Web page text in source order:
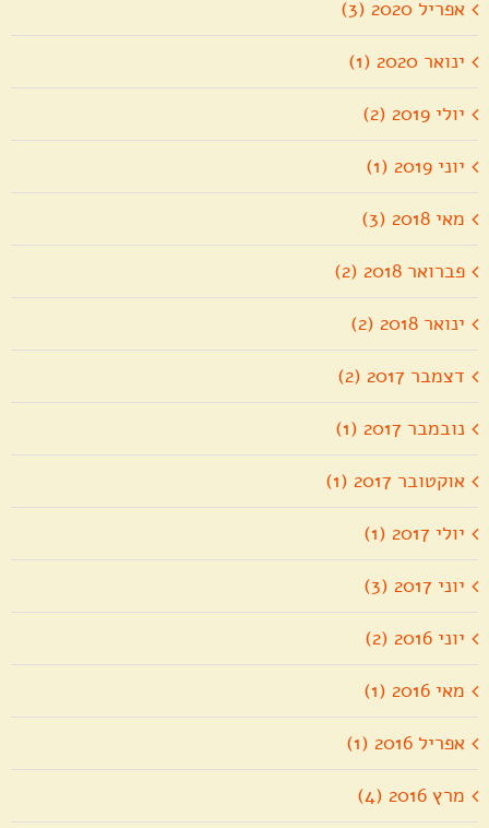
אפריל 2020 (3)
ינואר 2020 (1)
יולי 2019 (2)
יוני 2019 (1)
מאי 2018 (3)
פברואר 2018 (2)
ינואר 2018 (2)
דצמבר 2017 (2)
נובמבר 2017 (1)
אוקטובר 2017 (1)
יולי 2017 (1)
יוני 2017 (3)
יוני 2016 (2)
מאי 2016 (1)
אפריל 2016 (1)
מרץ 2016 (4)